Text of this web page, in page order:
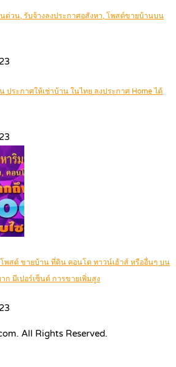
วน, รับจ้างลงประกาศอสังหา, โพสต์ขายบ้านบน
ประกาศให้เช่าบ้าน ในไทย ลงประกาศ Home ได้
พสต์ ขายบ้าน ที่ดิน คอนโด ทาวน์เฮ้าส์ หรืออื่นๆ บน
าก มีเปอร์เซ็นต์ การขายเพิ่มสูง
All Rights Reserved.